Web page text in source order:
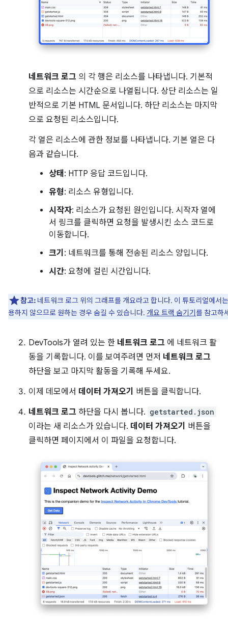
네트워크 로그 의 각 행은 리소스를 나타냅니다. 기본적
으로 리소스는 시간순으로 나열됩니다. 상단 리소스는 일
반적으로 기본 HTML 문서입니다. 하단 리소스는 마지막
으로 요청된 리소스입니다.
각 열은 리소스에 관한 정보를 나타냅니다. 기본 열은 다
음과 같습니다.
상태 : HTTP 응답 코드입니다.
유형: 리소스 유형입니다.
시작자: 리소스가 요청된 원인입니다. 시작자 열에
서 링크를 클릭하면 요청을 발생시킨 소스 코드로
이동합니다.
크기 : 네트워크를 통해 전송된 리소스 양입니다.
시간: 요청에 걸린 시간입니다.
참고: 네트워크 로그 위의 그래프를 개요라고 합니다. 이 튜토리얼에서
용하지 않으므로 원하는 경우 숨길 수 있습니다. 개요 트랙 숨기기를 참고하
DevTools가 열려 있는 한 네트워크 로그 에 네트워크 활
동을 기록합니다. 이를 보여주려면 먼저 네트워크 로그
하단을 보고 마지막 활동을 기록해 두세요.
이제 데모에서 데이터 가져오기 버튼을 클릭합니다.
네트워크 로그 하단을 다시 봅니다. getstarted.json
이라는 새 리소스가 있습니다. 데이터 가져오기 버튼을
클릭하면 페이지에서 이 파일을 요청합니다.